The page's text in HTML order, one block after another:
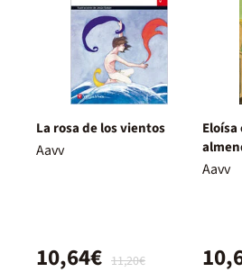
La rosa de los vientos
Aavv
11,20€
10,64€
Aavv